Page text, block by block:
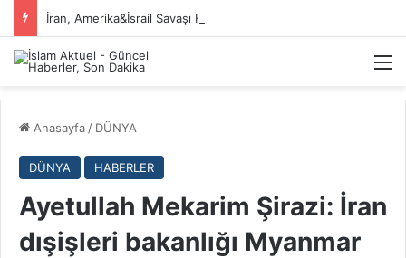
İran, Amerika&İsrail Savaşı Hakkında
Anasayfa / DÜNYA
DÜNYA HABERLER
Ayetullah Mekarim Şirazi: İran
dışişleri bakanlığı Myanmar